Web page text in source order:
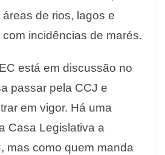
de rios, lagos e
incidências de marés.
está em discussão no
passar pela CCJ e
em vigor. Há uma
Casa Legislativa a
mas como quem manda